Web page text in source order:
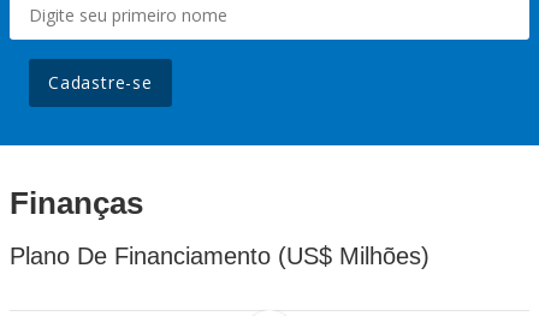
Cadastre-se
Finanças
Plano De Financiamento (US$ Milhões)